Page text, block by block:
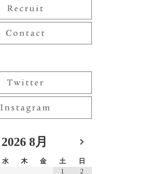
2026 8月
水 木 金 土
日
1
2